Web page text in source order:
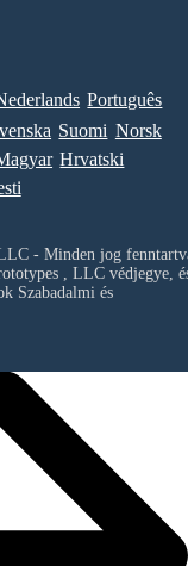
Português
Suomi Norsk
Hrvatski
- Minden jog
, LLCvédjegye,
Szabadalmi és